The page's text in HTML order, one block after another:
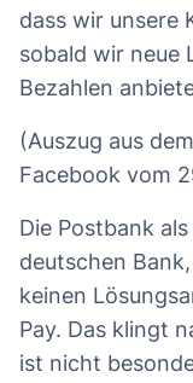
dass wir unsere
sobald wir neue
Bezahlen
(Auszug aus
Facebook vom
Die Postbank
deutschen
keinen
Pay. Das klingt
ist nicht